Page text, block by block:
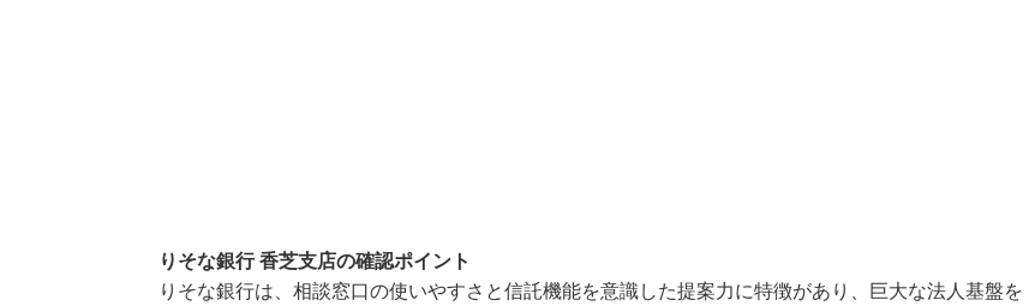
りそな銀行 香芝支店の確認ポイント
りそな銀行は、相談窓口の使いやすさと信託機能を意識した提案力に特徴があり、巨大な法人基盤を